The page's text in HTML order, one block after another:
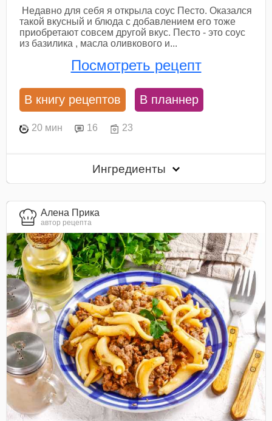
Недавно для себя я открыла соус Песто. Оказался
такой вкусный и блюда с добавлением его тоже
приобретают совсем другой вкус. Песто - это соус
из базилика , масла оливкового и...
Посмотреть рецепт
В книгу рецептов В планнер
20 мин 16 23
Ингредиенты
Алена Прика
автор рецепта